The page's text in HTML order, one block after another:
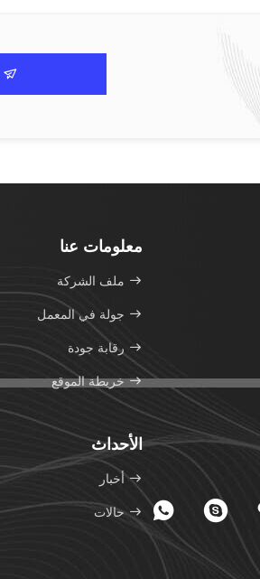
معلومات عنا
ملف الشركة
جولة في المعمل
رقابة جودة
خريطة الموقع
الأحداث
أخبار
حالات